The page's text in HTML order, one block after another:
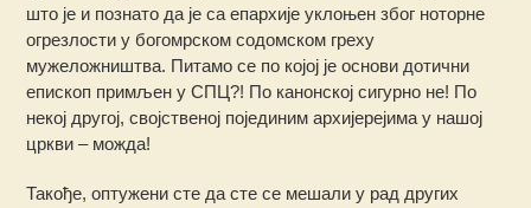
што је и познато да је са епархије уклоњен због ноторне
огрезлости у богомрском содомском греху
мужеложништва. Питамо се по којој је основи дотични
епископ примљен у СПЦ?! По канонској сигурно не! По
некој другој, својственој појединим архијереjима у нашој
цркви – можда!
Такође, оптужени сте да сте се мешали у рад других